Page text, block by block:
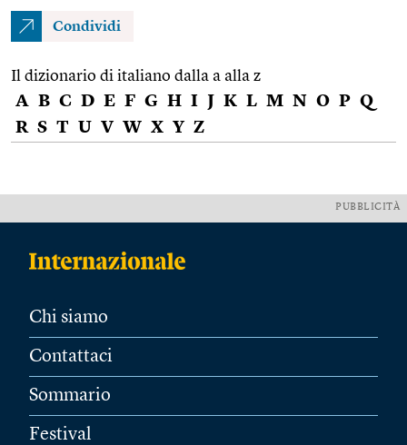
Condividi
Il dizionario di italiano dalla a alla z
A B C D E F G H I J K L M N O P Q
R S T U V W X Y Z
PUBBLICITÀ
Chi siamo
Contattaci
Sommario
Festival